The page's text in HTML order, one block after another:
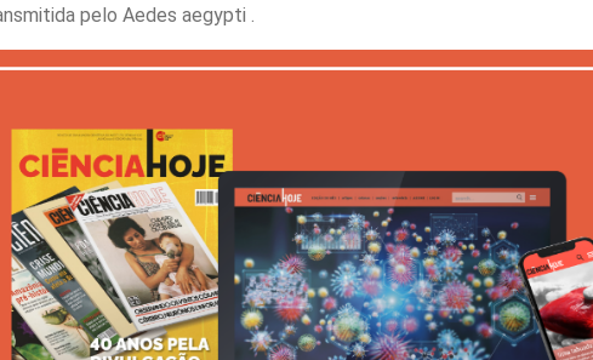
pelo Aedes aegypti .